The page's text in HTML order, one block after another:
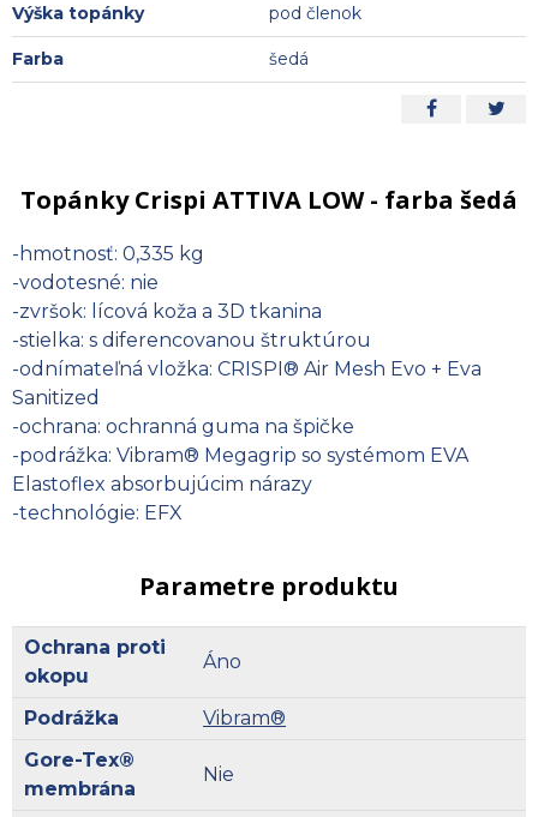
Výška topánky pod členok
Farba šedá
Topánky Crispi ATTIVA LOW - farba šedá
-hmotnosť: 0,335 kg
-vodotesné: nie
-zvršok: lícová koža a 3D tkanina
-stielka: s diferencovanou štruktúrou
-odnímateľná vložka: CRISPI® Air Mesh Evo + Eva
Sanitized
-ochrana: ochranná guma na špičke
-podrážka: Vibram® Megagrip so systémom EVA
Elastoflex absorbujúcim nárazy
-technológie: EFX
Parametre produktu
Ochrana proti
okopu
Áno
Podrážka
Vibram®
Gore-Tex®
membrána
Nie